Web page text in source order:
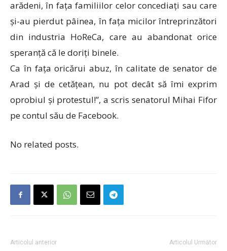
arădeni, în fața familiilor celor concediați sau care
și-au pierdut pâinea, în fața micilor întreprinzători
din industria HoReCa, care au abandonat orice
speranță că le doriți binele.
Ca în fața oricărui abuz, în calitate de senator de
Arad și de cetățean, nu pot decât să îmi exprim
oprobiul și protestul!”, a scris senatorul Mihai Fifor
pe contul său de Facebook.
No related posts.
Articolul anterior Articolul Următor